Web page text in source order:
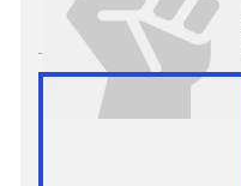
Výsledek:Submission